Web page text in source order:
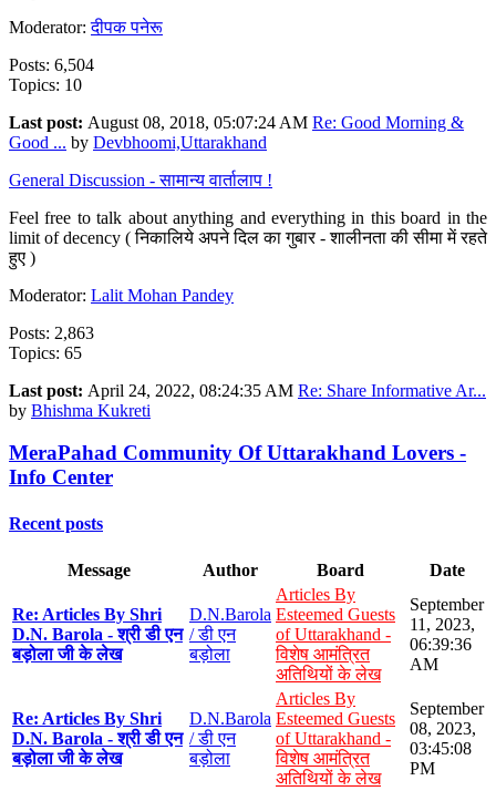
Moderator:दीपक पनेरू
Posts: 6,504
Topics: 10
Last post: August 08, 2018, 05:07:24 AM Re: Good Morning &
Good ... by Devbhoomi,Uttarakhand
General Discussion - सामान्य वार्तालाप !
Feel free to talk about anything and everything in this board in the
limit of decency ( निकालिये अपने दिल का गुबार - शालीनता की सीमा में रहते
हुए )
Moderator: Lalit Mohan Pandey
Posts: 2,863
Topics: 65
Last post: April 24, 2022, 08:24:35 AM Re: Share Informative Ar...
by Bhishma Kukreti
MeraPahad Community Of Uttarakhand Lovers -
Info Center
Recent posts
Message Author Board Date
Re: Articles By Shri
D.N. Barola - श्री डी एन
बड़ोला जी के लेख
D.N.Barola
/ डी एन
बड़ोला
Articles By
Esteemed Guests
of Uttarakhand -
विशेष आमंत्रित
अतिथियों के लेख
September
11, 2023,
06:39:36
AM
Re: Articles By Shri
D.N. Barola - श्री डी एन
बड़ोला जी के लेख
D.N.Barola
/ डी एन
बड़ोला
Articles By
Esteemed Guests
of Uttarakhand -
विशेष आमंत्रित
अतिथियों के लेख
September
08, 2023,
03:45:08
PM